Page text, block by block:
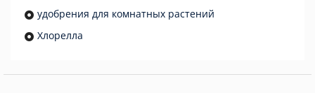
удобрения для комнатных растений
Хлорелла